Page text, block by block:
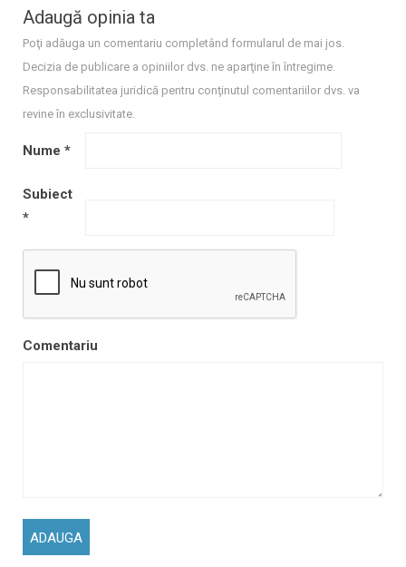
Adaugă opinia ta
Poţi adăuga un comentariu completând formularul de mai jos.
Decizia de publicare a opiniilor dvs. ne aparţine în întregime.
Responsabilitatea juridică pentru conţinutul comentariilor dvs. va
revine în exclusivitate.
Nume *
Subiect
*
Comentariu